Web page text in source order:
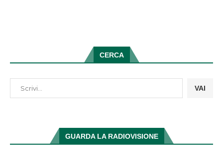
CERCA
VAI
GUARDA LA RADIOVISIONE